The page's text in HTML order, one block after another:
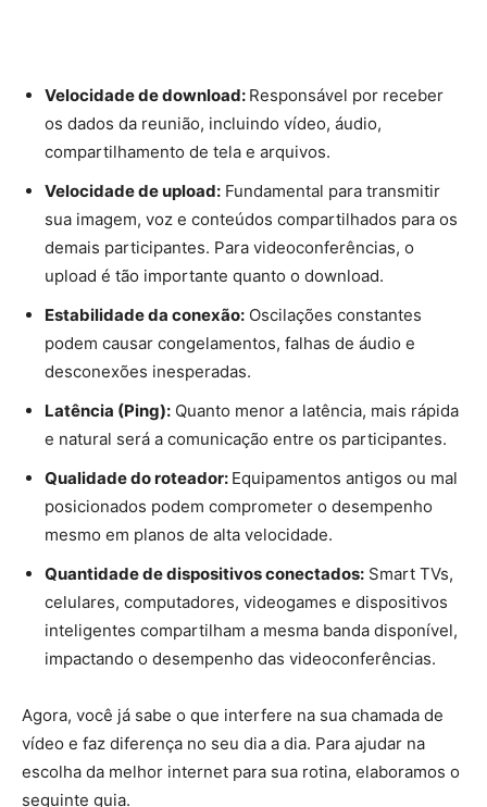
Velocidade de download: Responsável por receber
os dados da reunião, incluindo vídeo, áudio,
compartilhamento de tela e arquivos.
Velocidade de upload: Fundamental para transmitir
sua imagem, voz e conteúdos compartilhados para os
demais participantes. Para videoconferências, o
upload é tão importante quanto o download.
Estabilidade da conexão: Oscilações constantes
podem causar congelamentos, falhas de áudio e
desconexões inesperadas.
Latência (Ping): Quanto menor a latência, mais rápida
e natural será a comunicação entre os participantes.
Qualidade do roteador: Equipamentos antigos ou mal
posicionados podem comprometer o desempenho
mesmo em planos de alta velocidade.
Quantidade de dispositivos conectados: Smart TVs,
celulares, computadores, videogames e dispositivos
inteligentes compartilham a mesma banda disponível,
impactando o desempenho das videoconferências.
Agora, você já sabe o que interfere na sua chamada de
vídeo e faz diferença no seu dia a dia. Para ajudar na
escolha da melhor internet para sua rotina, elaboramos o
seguinte guia.